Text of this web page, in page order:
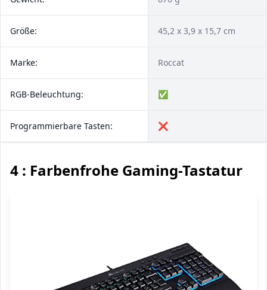
Größe: 45,2 x 3,9 x 15,7 cm
Marke: Roccat
RGB-Beleuchtung: ✅
Programmierbare Tasten: ❌
4 : Farbenfrohe Gaming-Tastatur